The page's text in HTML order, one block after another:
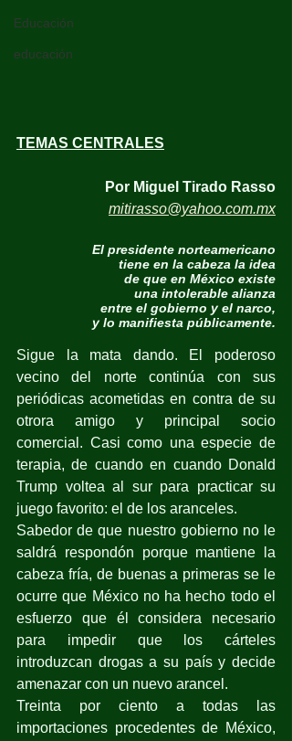
Educación
educación
TEMAS CENTRALES
Por Miguel Tirado Rasso
mitirasso@yahoo.com.mx
El presidente norteamericano
tiene en la cabeza la idea
de que en México existe
una intolerable alianza
entre el gobierno y el narco,
y lo manifiesta públicamente.
Sigue la mata dando. El poderoso
vecino del norte continúa con sus
periódicas acometidas en contra de su
otrora amigo y principal socio
comercial. Casi como una especie de
terapia, de cuando en cuando Donald
Trump voltea al sur para practicar su
juego favorito: el de los aranceles.
Sabedor de que nuestro gobierno no le
saldrá respondón porque mantiene la
cabeza fría, de buenas a primeras se le
ocurre que México no ha hecho todo el
esfuerzo que él considera necesario
para impedir que los cárteles
introduzcan drogas a su país y decide
amenazar con un nuevo arancel.
Treinta por ciento a todas las
importaciones procedentes de México,